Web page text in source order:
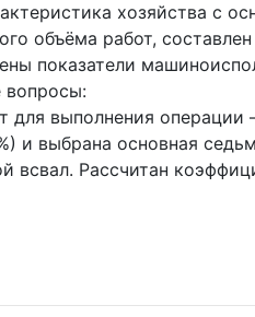
хозяйства с
объёма работ,
показатели
вопросы:
для выполнения
и выбрана основная
всвал. Рассчитан